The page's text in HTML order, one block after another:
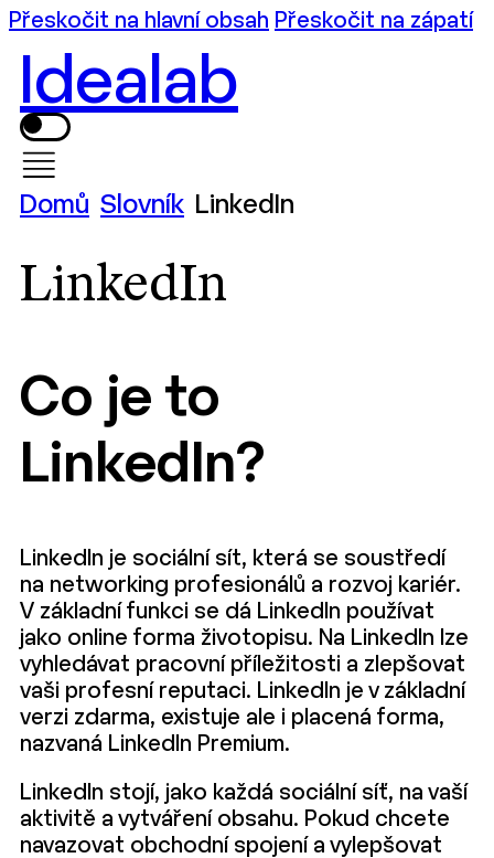
Přeskočit na hlavní obsah Přeskočit na zápatí
Idealab
Domů Slovník LinkedIn
LinkedIn
Co je to
LinkedIn?
LinkedIn je sociální sít, která se soustředí
na networking profesionálů a rozvoj kariér.
V základní funkci se dá LinkedIn používat
jako online forma životopisu. Na LinkedIn lze
vyhledávat pracovní příležitosti a zlepšovat
vaši profesní reputaci. LinkedIn je v základní
verzi zdarma, existuje ale i placená forma,
nazvaná LinkedIn Premium.
LinkedIn stojí, jako každá sociální síť, na vaší
aktivitě a vytváření obsahu. Pokud chcete
navazovat obchodní spojení a vylepšovat